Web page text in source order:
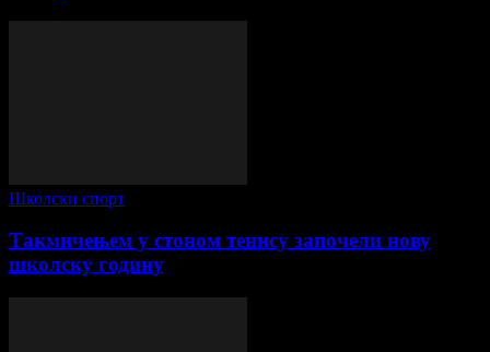
Школски спорт
Такмичењем у стоном тенису започели нову
школску годину